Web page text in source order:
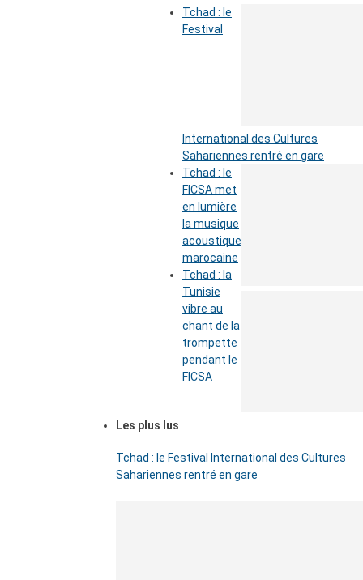
Tchad : le
Festival
International des Cultures
Sahariennes rentré en gare
Tchad : le
FICSA met
en lumière
la musique
acoustique
marocaine
Tchad : la
Tunisie
vibre au
chant de la
trompette
pendant le
FICSA
Les plus lus
Tchad : le Festival International des Cultures
Sahariennes rentré en gare